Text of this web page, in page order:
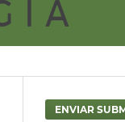
ENVIAR